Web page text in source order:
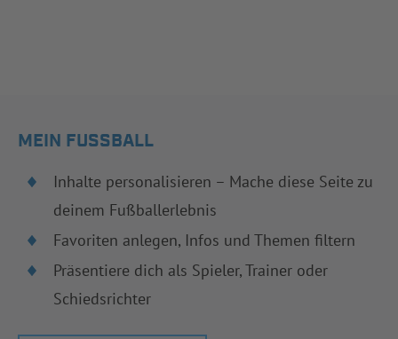
MEIN FUSSBALL
Inhalte personalisieren – Mache diese Seite zu
deinem Fußballerlebnis
Favoriten anlegen, Infos und Themen filtern
Präsentiere dich als Spieler, Trainer oder
Schiedsrichter